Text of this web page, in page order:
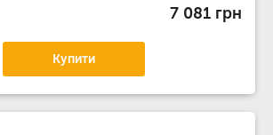
7 081 грн
Купити